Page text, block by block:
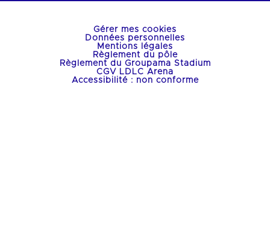
Gérer mes cookies
Données personnelles
Mentions légales
Règlement du pôle
Règlement du Groupama Stadium
CGV LDLC Arena
Accessibilité : non conforme